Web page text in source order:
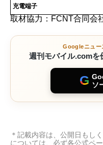
充電端子
取材協力：FCNT合同会
Googleニュー
週刊モバイル.comを
G ソ
＊記載内容は、公開日もし
については、必ず各公式ペ